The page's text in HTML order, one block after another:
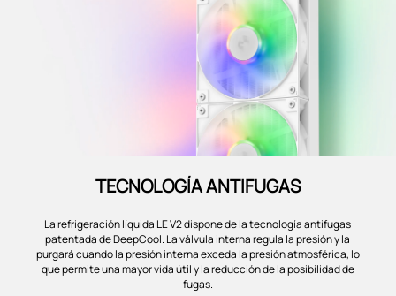
TECNOLOGÍA ANTIFUGAS
La refrigeración líquida LE V2 dispone de la tecnología antifugas
patentada de DeepCool. La válvula interna regula la presión y la
purgará cuando la presión interna exceda la presión atmosférica, lo
que permite una mayor vida útil y la reducción de la posibilidad de
fugas.